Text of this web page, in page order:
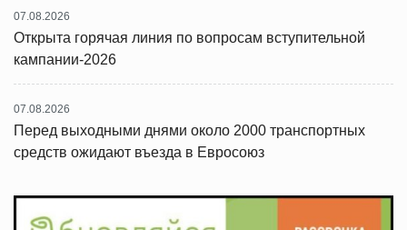
07.08.2026
Открыта горячая линия по вопросам вступительной
кампании-2026
07.08.2026
Перед выходными днями около 2000 транспортных
средств ожидают въезда в Евросоюз